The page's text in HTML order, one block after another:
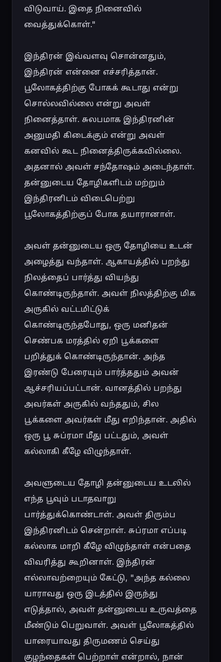
விடுவாய். இதை நினைவில்
வைத்துக்கொள்."
இந்திரன் இவ்வளவு சொன்னதும்,
இந்திரன் என்னை எச்சரித்தான்.
பூலோகத்திற்கு போகக் கூடாது என்று
சொல்லவில்லை என்று அவள்
நினைத்தாள். சுலபமாக இந்திரனின்
அனுமதி கிடைக்கும் என்று அவள்
கனவில் கூட நினைத்திருக்கவில்லை.
அதனால் அவள் சந்தோஷம் அடைந்தாள்.
தன்னுடைய தோழிகளிடம் மற்றும்
இந்திரனிடம் விடைபெற்று
பூலோகத்திற்குப் போக தயாரானாள்.
அவள் தன்னுடைய ஒரு தோழியை உடன்
அழைத்து வந்தாள். ஆகாயத்தில் பறந்து
நிலத்தைப் பார்த்து வியந்து
கொண்டிருந்தாள். அவள் நிலத்திற்கு மிக
அருகில் வட்டமிட்டுக்
கொண்டிருந்தபோது, ஒரு மனிதன்
செண்பக மரத்தில் ஏறி பூக்களை
பறித்துக் கொண்டிருந்தான். அந்த
இரண்டு பேரையும் பார்த்ததும் அவன்
ஆச்சரியப்பட்டான். வானத்தில் பறந்து
அவர்கள் அருகில் வந்ததும், சில
பூக்களை அவர்கள் மீது எறிந்தான். அதில்
ஒரு பூ சுப்ரமா மீது பட்டதும், அவள்
கல்லாகி கீழே விழுந்தாள்.
அவளுடைய தோழி தன்னுடைய உடலில்
எந்த பூவும் படாதவாறு
பார்த்துக்கொண்டாள். அவள் திரும்ப
இந்திரனிடம் சென்றாள். சுப்ரமா எப்படி
கல்லாக மாறி கீழே விழுந்தாள் என்பதை
விவரித்து கூறினாள். இந்திரன்
எல்லாவற்றையும் கேட்டு, "அந்த கல்லை
யாராவது ஒரு இடத்தில் இருந்து
எடுத்தால், அவள் தன்னுடைய உருவத்தை
மீண்டும் பெறுவாள். அவள் பூலோகத்தில்
யாரையாவது திருமணம் செய்து
குழந்தைகள் பெற்றாள் என்றால், நான்